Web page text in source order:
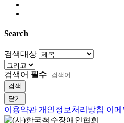
Search
검색대상
검색어 필수
검색
닫기
이용약관 개인정보처리방침 이